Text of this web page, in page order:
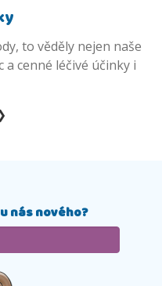
to věděly nejen naše
a cenné léčivé účinky i
nás nového?